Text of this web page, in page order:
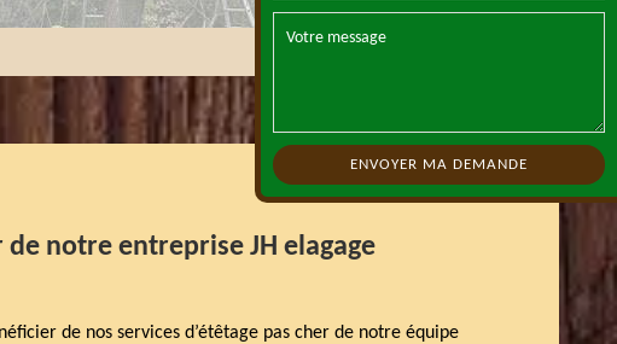
de notre entreprise JH elagage
de nos services d’étêtage pas cher de notre équipe